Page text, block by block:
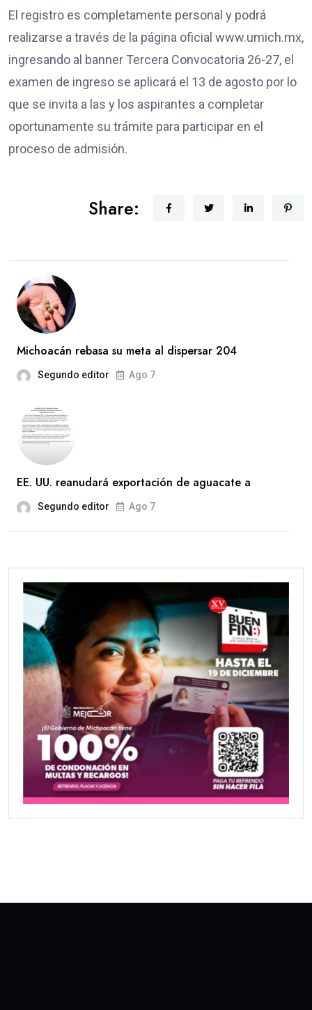
El registro es completamente personal y podrá
realizarse a través de la página oficial www.umich.mx,
ingresando al banner Tercera Convocatoria 26-27, el
examen de ingreso se aplicará el 13 de agosto por lo
que se invita a las y los aspirantes a completar
oportunamente su trámite para participar en el
proceso de admisión.
Share:
Michoacán rebasa su meta al dispersar 204
Segundo editor Ago 7
EE. UU. reanudará exportación de aguacate a
Segundo editor Ago 7